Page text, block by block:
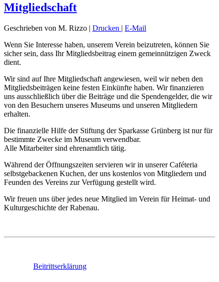
Mitgliedschaft
Geschrieben von M. Rizzo | Drucken | E-Mail
Wenn Sie Interesse haben, unserem Verein beizutreten, können Sie
sicher sein, dass Ihr Mitgliedsbeitrag einem gemeinnützigen Zweck
dient.
Wir sind auf Ihre Mitgliedschaft angewiesen, weil wir neben den
Mitgliedsbeiträgen keine festen Einkünfte haben. Wir finanzieren
uns ausschließlich über die Beiträge und die Spendengelder, die wir
von den Besuchern unseres Museums und unseren Mitgliedern
erhalten.
Die finanzielle Hilfe der Stiftung der Sparkasse Grünberg ist nur für
bestimmte Zwecke im Museum verwendbar.
Alle Mitarbeiter sind ehrenamtlich tätig.
Während der Öffnungszeiten servieren wir in unserer Caféteria
selbstgebackenen Kuchen, der uns kostenlos von Mitgliedern und
Feunden des Vereins zur Verfügung gestellt wird.
Wir freuen uns über jedes neue Mitglied im Verein für Heimat- und
Kulturgeschichte der Rabenau.
Beitrittserklärung